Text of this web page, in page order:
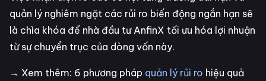
quản lý nghiêm ngặt các rủi ro biến động ngắn hạn sẽ
là chìa khóa để nhà đầu tư AnfinX tối ưu hóa lợi nhuận
từ sự chuyển trục của dòng vốn này.
→ Xem thêm: 6 phương pháp quản lý rủi ro hiệu quả